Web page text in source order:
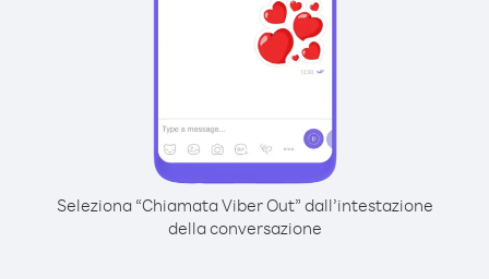
Seleziona “Chiamata Viber Out” dall’intestazione
della conversazione